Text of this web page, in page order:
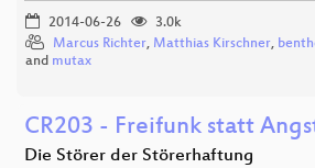
2014-06-26
3.0k
Marcus Richter, Matthias Kirschner,
and mutax
CR203 - Freifunk statt
Die Störer der Störerhaftung